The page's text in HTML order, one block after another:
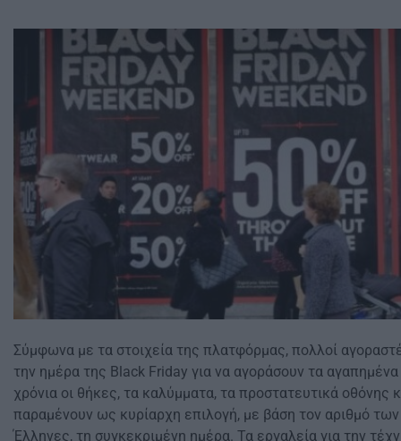
Σύμφωνα με τα στοιχεία της πλατφόρμας, πολλοί
την ημέρα της Black Friday για να αγοράσουν τα
χρόνια οι θήκες, τα καλύμματα, τα προστατευτικά οθόνης
παραμένουν ως κυρίαρχη επιλογή, με βάση τον αριθμό
Έλληνες, τη συγκεκριμένη ημέρα. Τα εργαλεία για την